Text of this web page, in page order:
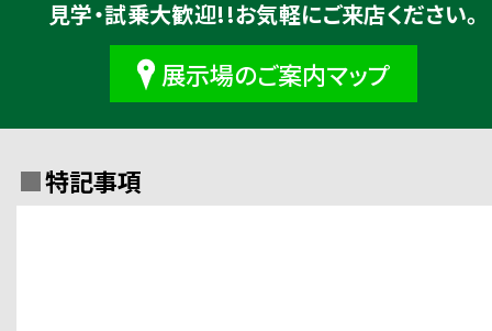
見学・試乗大歓迎!!お気軽にご来店ください。
展示場のご案内マップ
特記事項